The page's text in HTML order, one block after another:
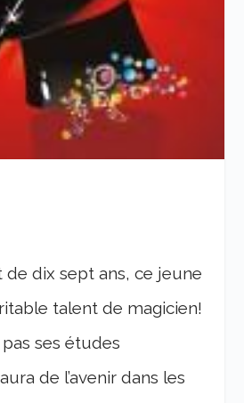
dix sept ans, ce jeune
talent de magicien!
pas ses études
de l’avenir dans les